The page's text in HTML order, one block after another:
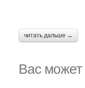
читать дальше →
Вас может